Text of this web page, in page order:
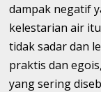
dampak negatif
kelestarian air
tidak sadar dan
praktis dan
yang sering